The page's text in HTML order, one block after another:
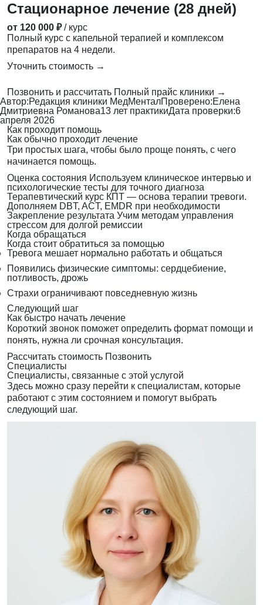
Стационарное лечение (28 дней)
от 120 000 ₽ / курс
Полный курс с капельной терапией и комплексом
препаратов на 4 недели.
Уточнить стоимость →
Позвонить и рассчитать Полный прайс клиники →
Автор:Редакция клиники МедМенталПроверено:Елена
Дмитриевна Романова13 лет практикиДата проверки:6
апреля 2026
Как проходит помощь
Как обычно проходит лечение
Три простых шага, чтобы было проще понять, с чего
начинается помощь.
Оценка состояния Используем клиническое интервью и
психологические тесты для точного диагноза
Терапевтический курс КПТ — основа терапии тревоги.
Дополняем DBT, ACT, EMDR при необходимости
Закрепление результата Учим методам управления
стрессом для долгой ремиссии
Когда обращаться
Когда стоит обратиться за помощью
Тревога мешает нормально работать и общаться
Появились физические симптомы: сердцебиение,
потливость, дрожь
Страхи ограничивают повседневную жизнь
Следующий шаг
Как быстро начать лечение
Короткий звонок поможет определить формат помощи и
понять, нужна ли срочная консультация.
Рассчитать стоимость Позвонить
Специалисты
Специалисты, связанные с этой услугой
Здесь можно сразу перейти к специалистам, которые
работают с этим состоянием и помогут выбрать
следующий шаг.